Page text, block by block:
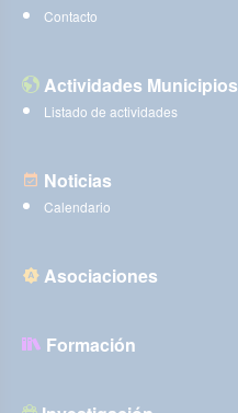
Contacto
Actividades Municipios
Listado de actividades
Noticias
Calendario
Asociaciones
Formación